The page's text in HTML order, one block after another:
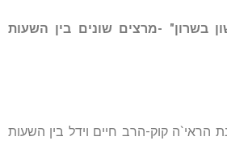
בשרון" -מרצים שונים בין השעות
הראי`ה קוק-הרב חיים וידל בין השעות